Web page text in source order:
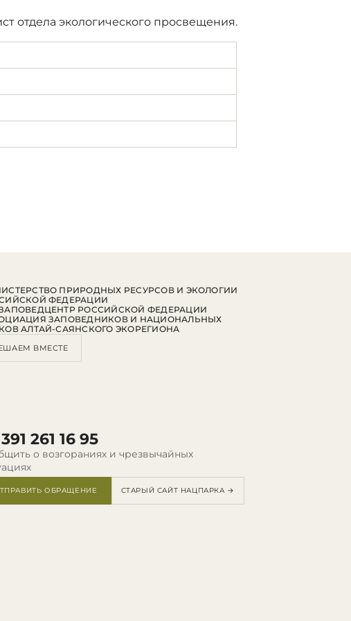
отдела экологического просвещения.
261 16 95
о возгораниях и чрезвычайных
ОБРАЩЕНИЕ СТАРЫЙ САЙТ НАЦПАРКА →
ПРИРОДНЫХ РЕСУРСОВ И ЭКОЛОГИИ
ФЕДЕРАЦИИ
РОССИЙСКОЙ ФЕДЕРАЦИИ
ЗАПОВЕДНИКОВ И НАЦИОНАЛЬНЫХ
АЛТАЙ-САЯНСКОГО ЭКОРЕГИОНА
ВМЕСТЕ